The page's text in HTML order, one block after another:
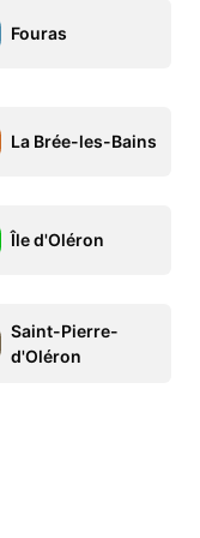
Fouras
La Brée-les-Bains
Île d'Oléron
Saint-Pierre-
d'Oléron